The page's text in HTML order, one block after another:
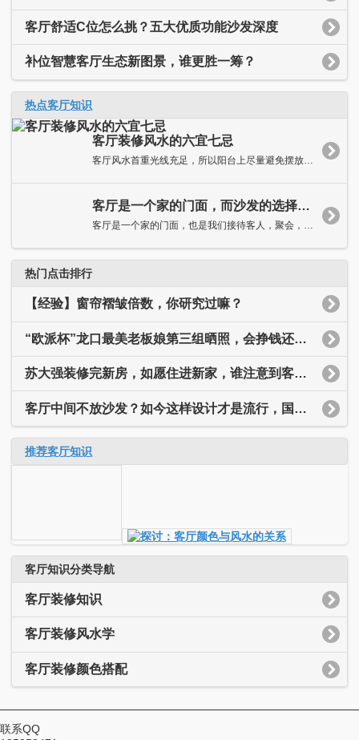
客厅舒适C位怎么挑？五大优质功能沙发深度
补位智慧客厅生态新图景，谁更胜一筹？
热点客厅知识
客厅装修风水的六宜七忌
客厅风水首重光线充足，所以阳台上尽量避免摆放太多浓密的盆栽，...
客厅是一个家的门面，而沙发的选择又尤其重要。客厅沙发你选对了吗？
客厅是一个家的门面，也是我们接待客人，聚会，娱乐的重要场所，...
热门点击排行
【经验】窗帘褶皱倍数，你研究过嘛？
“欧派杯”龙口最美老板娘第三组晒照，会挣钱还这么漂亮，你认识她吗？
苏大强装修完新房，如愿住进新家，谁注意到客厅墙上的五个字了？
客厅中间不放沙发？如今这样设计才是流行，国外早就开始了！
推荐客厅知识
客厅知识分类导航
客厅装修知识
客厅装修风水学
客厅装修颜色搭配
联系QQ